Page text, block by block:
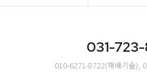
031-
010-6271-8722(재배기술),